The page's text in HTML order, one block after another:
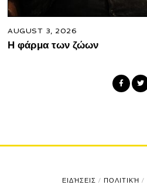
AUGUST 3, 2026
Η φάρμα των ζώων
ΕΙΔΉΣΕΙΣ / ΠΟΛΙΤΙΚΉ /